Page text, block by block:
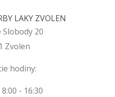
LAKY ZVOLEN
20
Zvolen
hodiny:
- 16:30